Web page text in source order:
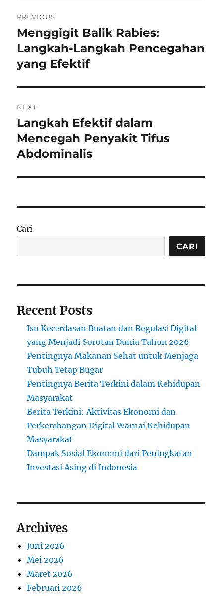
pos
PREVIOUS
Previous
post:
Menggigit Balik Rabies:
Langkah-Langkah Pencegahan
yang Efektif
NEXT
Next
post:
Langkah Efektif dalam
Mencegah Penyakit Tifus
Abdominalis
Cari
CARI
Recent Posts
Isu Kecerdasan Buatan dan Regulasi Digital
yang Menjadi Sorotan Dunia Tahun 2026
Pentingnya Makanan Sehat untuk Menjaga
Tubuh Tetap Bugar
Pentingnya Berita Terkini dalam Kehidupan
Masyarakat
Berita Terkini: Aktivitas Ekonomi dan
Perkembangan Digital Warnai Kehidupan
Masyarakat
Dampak Sosial Ekonomi dari Peningkatan
Investasi Asing di Indonesia
Archives
Juni 2026
Mei 2026
Maret 2026
Februari 2026